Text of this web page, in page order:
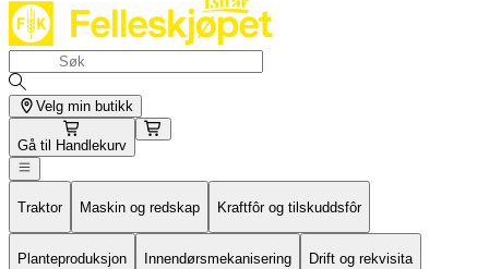
Velg min butikk
Gå til Handlekurv
Traktor Maskin og redskap Kraftfôr og tilskuddsfôr
Planteproduksjon Innendørsmekanisering Drift og rekvisita